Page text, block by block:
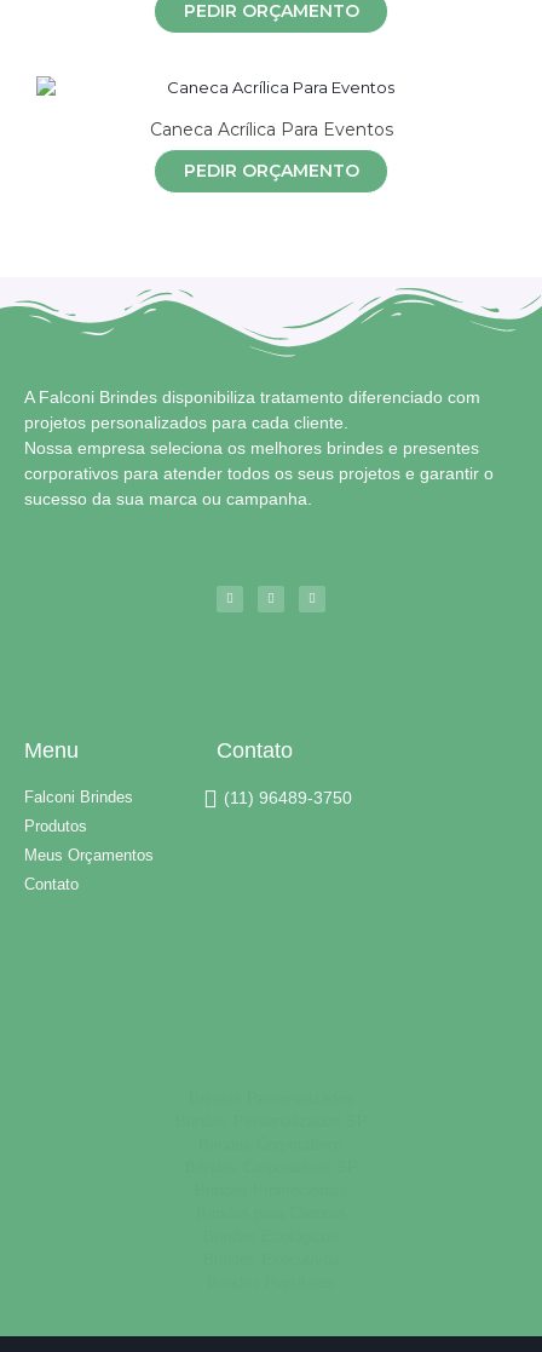
PEDIR ORÇAMENTO
Caneca Acrílica Para Eventos
PEDIR ORÇAMENTO
A Falconi Brindes disponibiliza tratamento diferenciado com
projetos personalizados para cada cliente.
Nossa empresa seleciona os melhores brindes e presentes
corporativos para atender todos os seus projetos e garantir o
sucesso da sua marca ou campanha.
Menu
Falconi Brindes
Produtos
Meus Orçamentos
Contato
Contato
(11) 96489-3750